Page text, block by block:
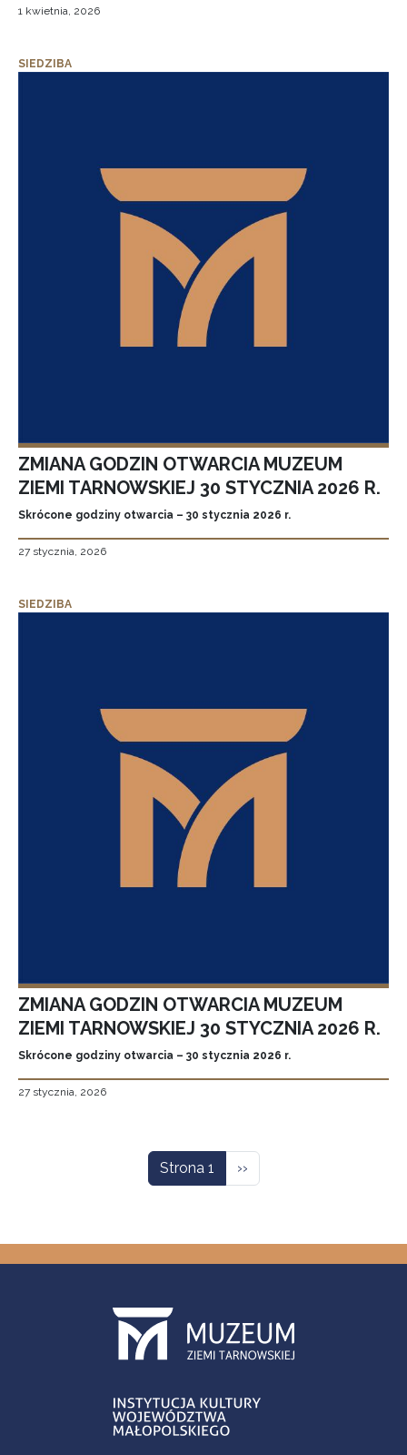
1 kwietnia, 2026
SIEDZIBA
ZMIANA GODZIN OTWARCIA MUZEUM
ZIEMI TARNOWSKIEJ 30 STYCZNIA 2026 R.
Skrócone godziny otwarcia – 30 stycznia 2026 r.
27 stycznia, 2026
SIEDZIBA
ZMIANA GODZIN OTWARCIA MUZEUM
ZIEMI TARNOWSKIEJ 30 STYCZNIA 2026 R.
Skrócone godziny otwarcia – 30 stycznia 2026 r.
27 stycznia, 2026
Strona 1 Następna strona
››